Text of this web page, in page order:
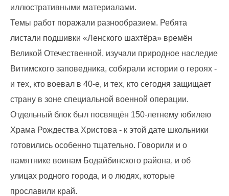
иллюстративными материалами.
Темы работ поражали разнообразием. Ребята
листали подшивки «Ленского шахтёра» времён
Великой Отечественной, изучали природное наследие
Витимского заповедника, собирали истории о героях -
и тех, кто воевал в 40-е, и тех, кто сегодня защищает
страну в зоне специальной военной операции.
Отдельный блок был посвящён 150-летнему юбилею
Храма Рождества Христова - к этой дате школьники
готовились особенно тщательно. Говорили и о
памятнике воинам Бодайбинского района, и об
улицах родного города, и о людях, которые
прославили край.